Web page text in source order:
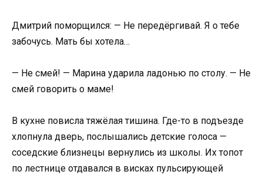
Дмитрий поморщился: — Не передёргивай. Я о тебе
забочусь. Мать бы хотела…
— Не смей! — Марина ударила ладонью по столу. — Не
смей говорить о маме!
В кухне повисла тяжёлая тишина. Где-то в подъезде
хлопнула дверь, послышались детские голоса —
соседские близнецы вернулись из школы. Их топот
по лестнице отдавался в висках пульсирующей